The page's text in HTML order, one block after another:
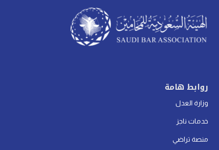
روابط هامة
وزارة العدل
خدمات ناجز
منصة تراضي